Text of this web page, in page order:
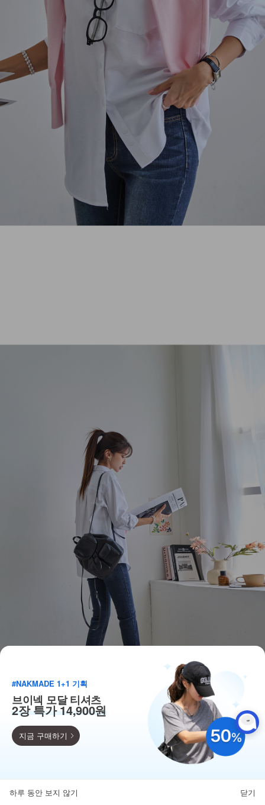
득템찬스
#NAKMADE 1+1 기획
브이넥 모달 티셔츠
2장 특가 14,900원
지금 구매하기
하루 동안 보지 않기 닫기
뒤로가기 카테고리 마이페이지